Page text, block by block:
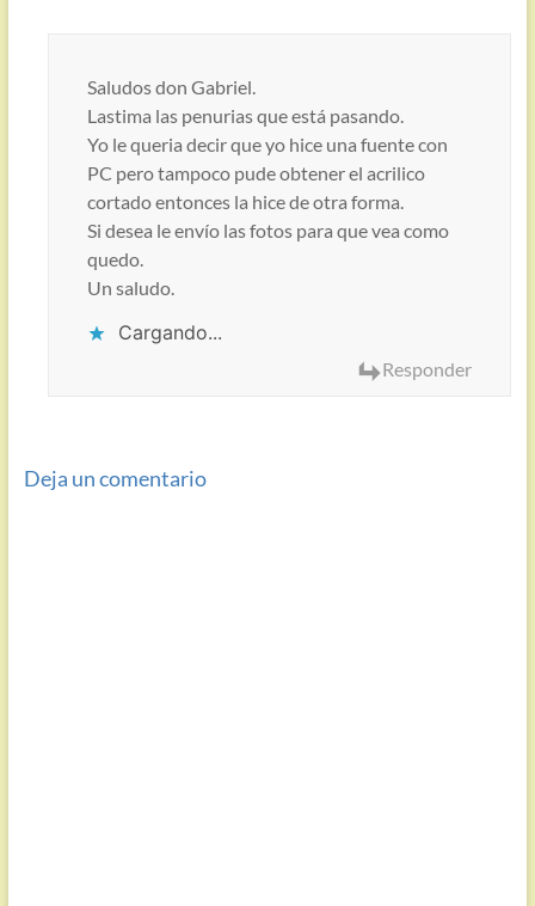
Saludos don Gabriel.
Lastima las penurias que está pasando.
Yo le queria decir que yo hice una fuente con
PC pero tampoco pude obtener el acrilico
cortado entonces la hice de otra forma.
Si desea le envío las fotos para que vea como
quedo.
Un saludo.
Cargando...
Responder
Deja un comentario